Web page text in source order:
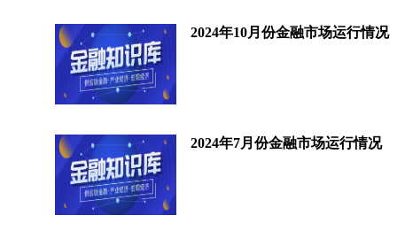
2024年10月份金融市场运行情况
2024年7月份金融市场运行情况